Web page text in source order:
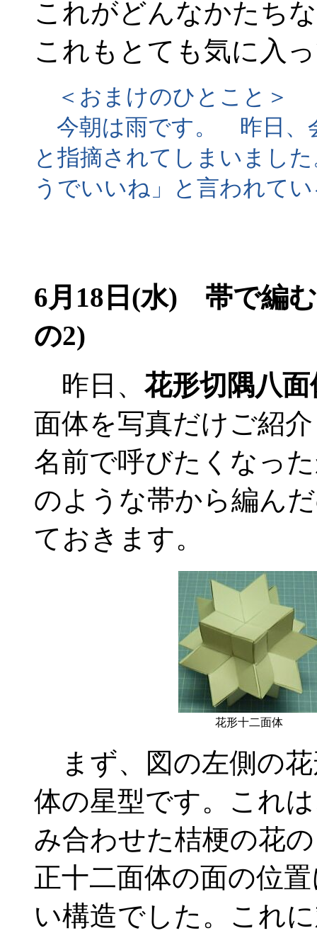
これがどんなかたち
これもとても気に入
＜おまけのひとこと＞
今朝は雨です。 昨日、
と指摘されてしまいまし
うでいいね」と言われて
6月18日(水) 帯で編
の2)
昨日、 花形切隅八面
面体を写真だけご紹
名前で呼びたくなっ
のような帯から編ん
ておきます。
花形十二面体
まず、図の左側の花
体の星型です。これ
み合わせた桔梗の花
正十二面体の面の位
い構造でした。これ